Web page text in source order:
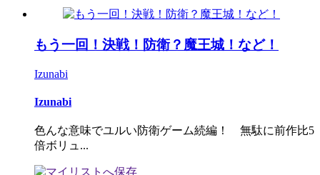
もう一回！決戦！防衛？魔王城！など！
Izunabi
Izunabi
色んな意味でユルい防衛ゲーム続編！ 無駄に前作比5
倍ボリュ...